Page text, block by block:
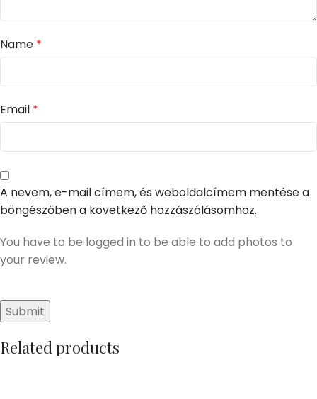
Name *
Email *
A nevem, e-mail címem, és weboldalcímem mentése a
böngészőben a következő hozzászólásomhoz.
You have to be logged in to be able to add photos to
your review.
Related products